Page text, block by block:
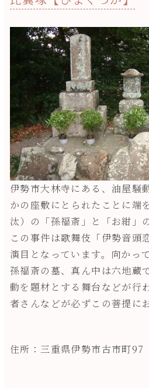
伊勢市大林寺にある、油屋騒
かの座敷にとられたことに端
汰）の「孫福斎」と「お紺」
この事件は歌舞伎「伊勢音頭
演目となっています。向か
孫福斎の墓、真ん中は六地蔵
動を題材とする舞台などが行
者さんなどが必ずこの菩提に
住所：三重県伊勢市古市町97